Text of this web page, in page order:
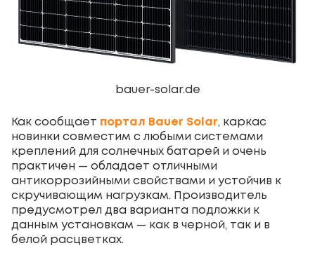
bauer-solar.de
Как сообщает портал Bauer Solar, каркас
новинки совместим с любыми системами
креплений для солнечных батарей и очень
практичен — обладает отличными
антикоррозийными свойствами и устойчив к
скручивающим нагрузкам. Производитель
предусмотрел два варианта подложки к
данным установкам — как в черной, так и в
белой расцветках.